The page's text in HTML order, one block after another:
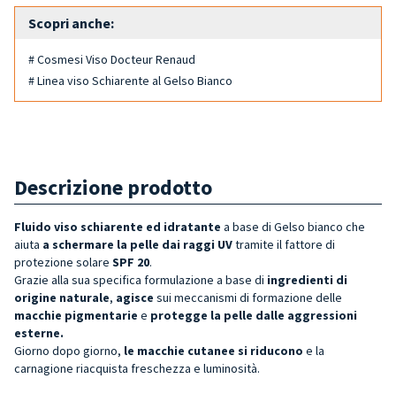
Scopri anche:
# Cosmesi Viso Docteur Renaud
# Linea viso Schiarente al Gelso Bianco
Descrizione prodotto
Fluido viso schiarente ed idratante a base di Gelso bianco che
aiuta a schermare la pelle dai raggi UVtramite il fattore di
protezione solare SPF 20.
Grazie alla sua specifica formulazione a base di ingredienti di
origine naturale, agisce sui meccanismi di formazione delle
macchie pigmentarie e protegge la pelle dalle aggressioni
esterne.
Giorno dopo giorno, le macchie cutanee si riducono e la
carnagione riacquista freschezza e luminosità.